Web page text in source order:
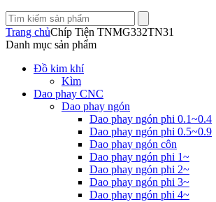
Trang chủChíp Tiện TNMG332TN31
Danh mục sản phẩm
Đồ kim khí
Kìm
Dao phay CNC
Dao phay ngón
Dao phay ngón phi 0.1~0.4
Dao phay ngón phi 0.5~0.9
Dao phay ngón côn
Dao phay ngón phi 1~
Dao phay ngón phi 2~
Dao phay ngón phi 3~
Dao phay ngón phi 4~